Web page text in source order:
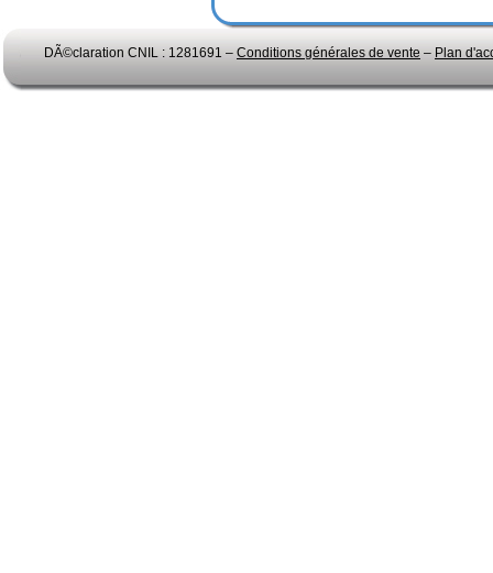
DÃ©claration CNIL : 1281691 – Conditions générales de vente – Plan